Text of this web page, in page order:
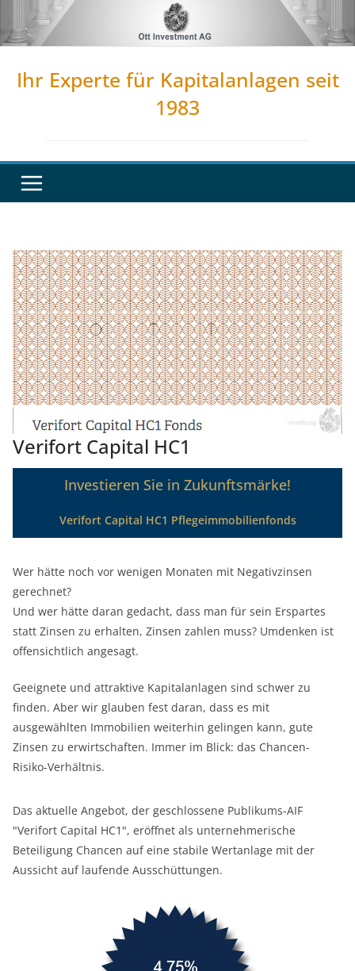
Inhalt
Ihr Experte für Kapitalanlagen seit
1983
Verifort Capital HC1
Investieren Sie in Zukunftsmärke!
Verifort Capital HC1 Pflegeimmobilienfonds
Wer hätte noch vor wenigen Monaten mit Negativzinsen
gerechnet?
Und wer hätte daran gedacht, dass man für sein Erspartes
statt Zinsen zu erhalten, Zinsen zahlen muss? Umdenken ist
offensichtlich angesagt.
Geeignete und attraktive Kapitalanlagen sind schwer zu
finden. Aber wir glauben fest daran, dass es mit
ausgewählten Immobilien weiterhin gelingen kann, gute
Zinsen zu erwirtschaften. Immer im Blick: das Chancen-
Risiko-Verhältnis.
Das aktuelle Angebot, der geschlossene Publikums-AIF
"Verifort Capital HC1", eröffnet als unternehmerische
Beteiligung Chancen auf eine stabile Wertanlage mit der
Aussicht auf laufende Ausschüttungen.